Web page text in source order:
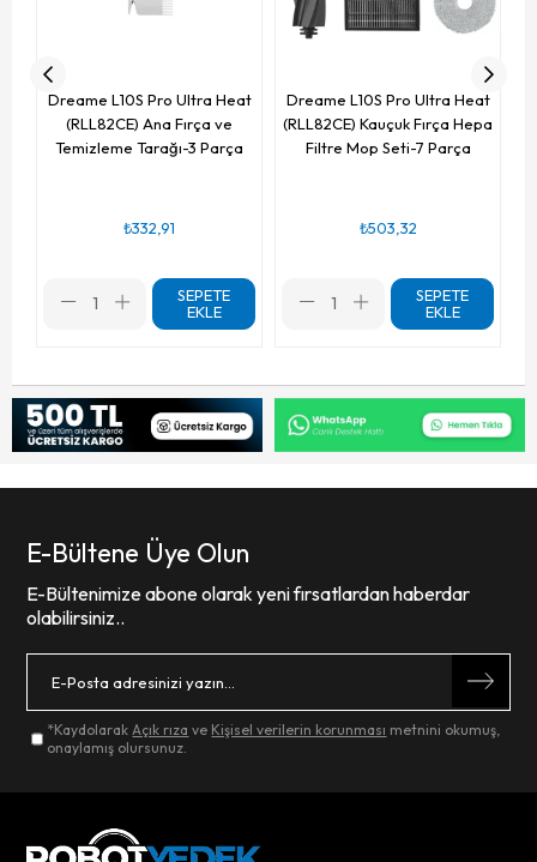
Dreame L10S Pro Ultra Heat
(RLL82CE) Ana Fırça ve
Temizleme Tarağı-3 Parça
₺332,91
SEPETE
EKLE
Dreame L10S Pro Ultra Heat
(RLL82CE) Kauçuk Fırça Hepa
Filtre Mop Seti-7 Parça
₺503,32
SEPETE
EKLE
E-Bültene Üye Olun
E-Bültenimize abone olarak yeni fırsatlardan haberdar
olabilirsiniz..
*KaydolarakAçık rıza ve Kişisel verilerin korunması metnini okumuş,
onaylamış olursunuz.